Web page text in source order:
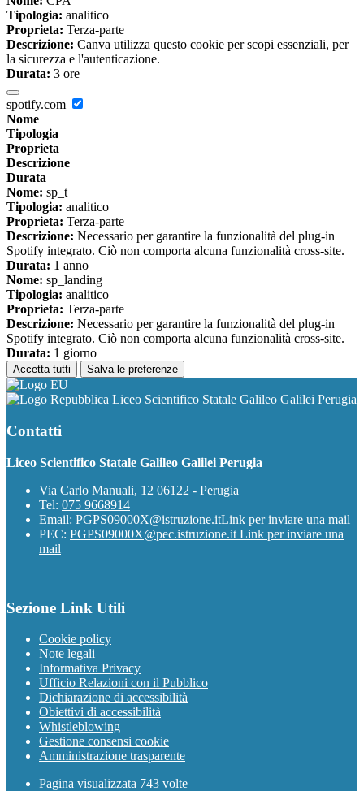
Tipologia: analitico
Proprieta: Terza-parte
Descrizione: Canva utilizza questo cookie per scopi essenziali, per
la sicurezza e l'autenticazione.
Durata: 3 ore
spotify.com
Nome
Tipologia
Proprieta
Descrizione
Durata
Nome: sp_t
Tipologia: analitico
Proprieta: Terza-parte
Descrizione: Necessario per garantire la funzionalità del plug-in
Spotify integrato. Ciò non comporta alcuna funzionalità cross-site.
Durata: 1 anno
Nome: sp_landing
Tipologia: analitico
Proprieta: Terza-parte
Descrizione: Necessario per garantire la funzionalità del plug-in
Spotify integrato. Ciò non comporta alcuna funzionalità cross-site.
Durata: 1 giorno
Accetta tutti Salva le preferenze
Liceo Scientifico Statale Galileo Galilei Perugia
Contatti
Liceo Scientifico Statale Galileo Galilei Perugia
Via Carlo Manuali, 12 06122 - Perugia
Tel: 075 9668914
Email: PGPS09000X@istruzione.itLink per inviare una mail
PEC: PGPS09000X@pec.istruzione.it Link per inviare una
mail
Sezione Link Utili
Cookie policy
Note legali
Informativa Privacy
Ufficio Relazioni con il Pubblico
Dichiarazione di accessibilità
Obiettivi di accessibilità
Whistleblowing
Gestione consensi cookie
Amministrazione trasparente
Pagina visualizzata 743 volte